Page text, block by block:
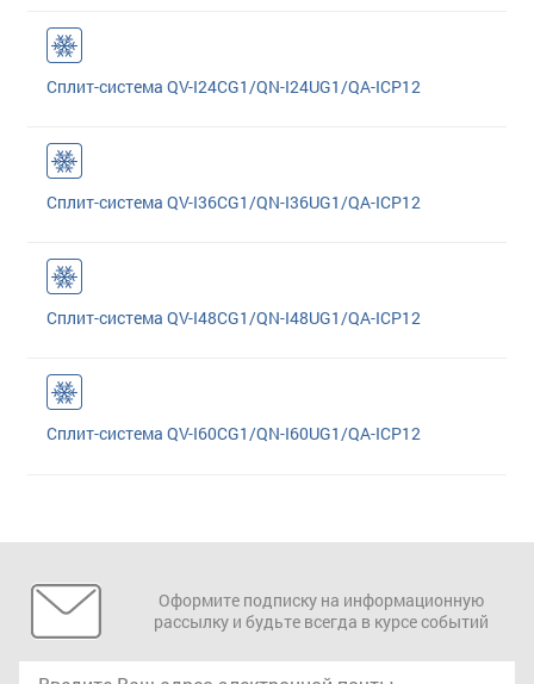
Сплит-система QV-I24CG1/QN-I24UG1/QA-ICP12
Сплит-система QV-I36CG1/QN-I36UG1/QA-ICP12
Сплит-система QV-I48CG1/QN-I48UG1/QA-ICP12
Сплит-система QV-I60CG1/QN-I60UG1/QA-ICP12
Оформите подписку на информационную
рассылку и будьте всегда в курсе событий